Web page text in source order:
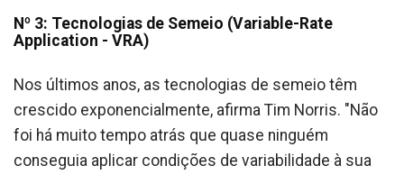
Nº 3: Tecnologias de Semeio (Variable-Rate
Application - VRA)
Nos últimos anos, as tecnologias de semeio têm
crescido exponencialmente, afirma Tim Norris. "Não
foi há muito tempo atrás que quase ninguém
conseguia aplicar condições de variabilidade à sua